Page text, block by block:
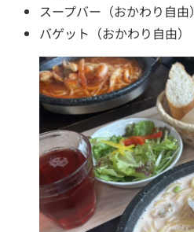
スープバー（おかわり自由）
バゲット（おかわり自由）